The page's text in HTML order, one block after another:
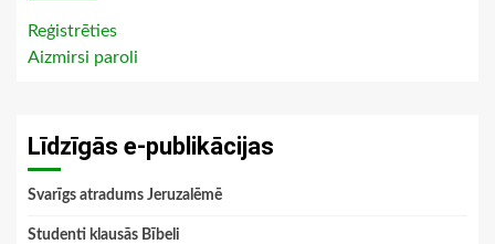
Reģistrēties
Aizmirsi paroli
Līdzīgās e-publikācijas
Svarīgs atradums Jeruzalēmē
Studenti klausās Bībeli